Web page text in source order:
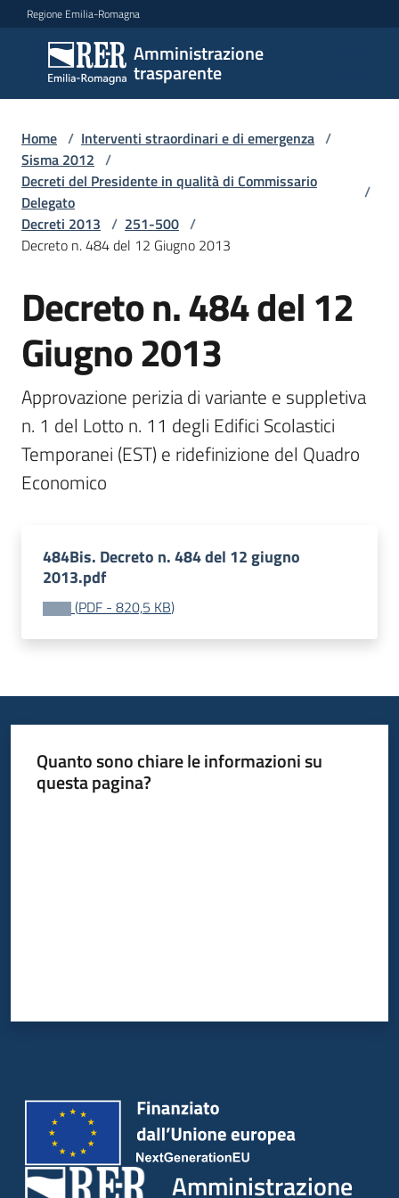
Vai al contenuto
Vai alla navigazione
Vai al footer
Regione Emilia-Romagna
Amministrazione
trasparente
Amministrazione
trasparente
Sottosezioni
Accesso
Home / Interventi straordinari e di emergenza /
Sisma 2012 /
Decreti del Presidente in qualità di Commissario
Delegato
/
Decreti 2013 / 251-500 /
Decreto n. 484 del 12 Giugno 2013
Decreto n. 484 del 12
Giugno 2013
Approvazione perizia di variante e suppletiva
n. 1 del Lotto n. 11 degli Edifici Scolastici
Temporanei (EST) e ridefinizione del Quadro
Economico
484Bis. Decreto n. 484 del 12 giugno
2013.pdf
(PDF - 820,5 KB)
Quanto sono chiare le informazioni su
questa pagina?
Amministrazione